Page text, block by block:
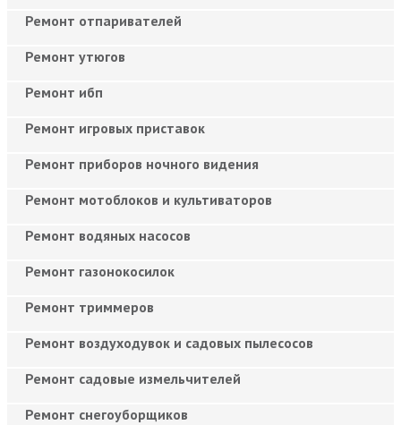
Ремонт отпаривателей
Ремонт утюгов
Ремонт ибп
Ремонт игровых приставок
Ремонт приборов ночного видения
Ремонт мотоблоков и культиваторов
Ремонт водяных насосов
Ремонт газонокосилок
Ремонт триммеров
Ремонт воздуходувок и садовых пылесосов
Ремонт садовые измельчителей
Ремонт снегоуборщиков